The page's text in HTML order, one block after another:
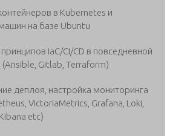
в Kubernetes и
на базе Ubuntu
IaC/CI/CD в повседневной
(Ansible, Gitlab, Terraform)
деплоя, настройка мониторинга
VictoriaMetrics, Grafana, Loki,
etc)